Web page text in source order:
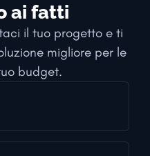
ai fatti
il tuo progetto e ti
migliore per le
budget.